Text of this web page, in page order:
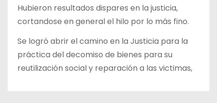
Hubieron resultados dispares en la justicia,
cortandose en general el hilo por lo más fino.
Se logró abrir el camino en la Justicia para la
práctica del decomiso de bienes para su
reutilización social y reparación a las victimas,